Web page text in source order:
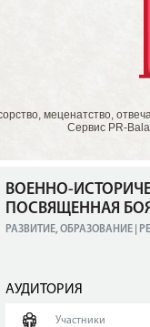
меценатство,
Сервис PR-
ВОЕННО-
ПОСВЯЩЕННАЯ
РАЗВИТИЕ, ОБРАЗОВАНИЕ |
АУДИТОРИЯ
Участники